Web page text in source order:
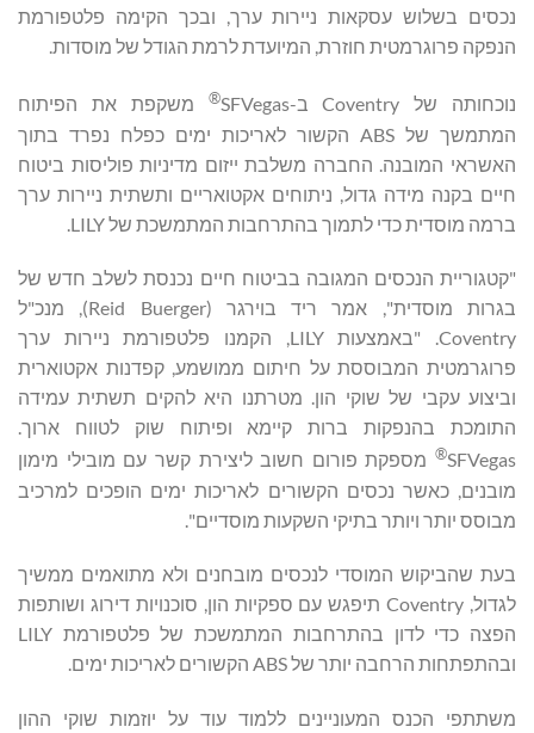
נכסים בשלוש עסקאות ניירות ערך, ובכך הקימה פלטפורמת
הנפקה פרוגרמטית חוזרת, המיועדת לרמת הגודל של מוסדות.
נוכחותה של Coventry ב-SFVegas ®
משקפת את הפיתוח
המתמשך של ABS הקשור לאריכות ימים כפלח נפרד בתוך
האשראי המובנה. החברה משלבת ייזום מדיניות פוליסות ביטוח
חיים בקנה מידה גדול, ניתוחים אקטואריים ותשתית ניירות ערך
ברמה מוסדית כדי לתמוך בהתרחבות המתמשכת של LILY.
"קטגוריית הנכסים המגובה בביטוח חיים נכנסת לשלב חדש של
בגרות מוסדית", אמר ריד בוירגר (Reid Buerger), מנכ"ל
Coventry. "באמצעות LILY, הקמנו פלטפורמת ניירות ערך
פרוגרמטית המבוססת על חיתום ממושמע, קפדנות אקטוארית
וביצוע עקבי של שוקי הון. מטרתנו היא להקים תשתית עמידה
התומכת בהנפקות ברות קיימא ופיתוח שוק לטווח ארוך.
SFVegas
® מספקת פורום חשוב ליצירת קשר עם מובילי מימון
מובנים, כאשר נכסים הקשורים לאריכות ימים הופכים למרכיב
מבוסס יותר ויותר בתיקי השקעות מוסדיים".
בעת שהביקוש המוסדי לנכסים מובחנים ולא מתואמים ממשיך
לגדול, Coventry תיפגש עם ספקיות הון, סוכנויות דירוג ושותפות
הפצה כדי לדון בהתרחבות המתמשכת של פלטפורמת LILY
ובהתפתחות הרחבה יותר של ABS הקשורים לאריכות ימים.
משתתפי הכנס המעוניינים ללמוד עוד על יוזמות שוקי ההון